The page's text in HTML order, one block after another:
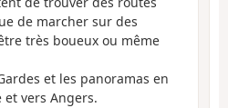
de marcher sur des
très boueux ou même
et les panoramas en
vers Angers.